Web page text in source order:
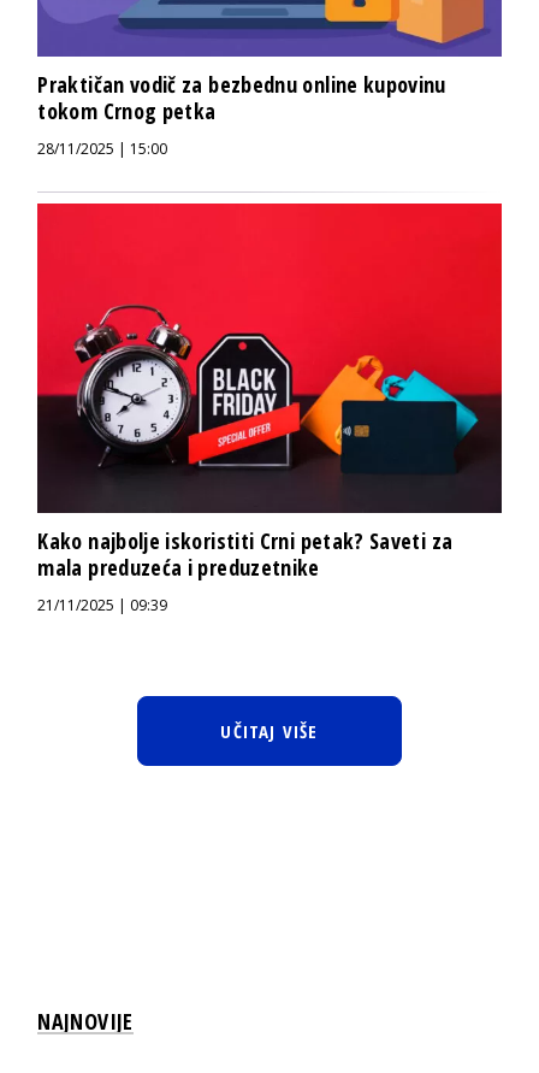
Praktičan vodič za bezbednu online kupovinu
tokom Crnog petka
28/11/2025 | 15:00
Kako najbolje iskoristiti Crni petak? Saveti za
mala preduzeća i preduzetnike
21/11/2025 | 09:39
UČITAJ VIŠE
NAJNOVIJE